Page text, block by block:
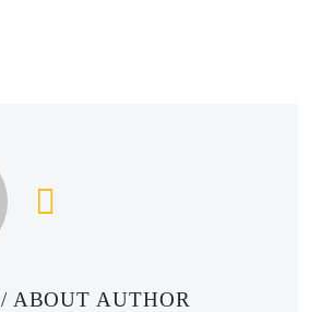
/ ABOUT AUTHOR